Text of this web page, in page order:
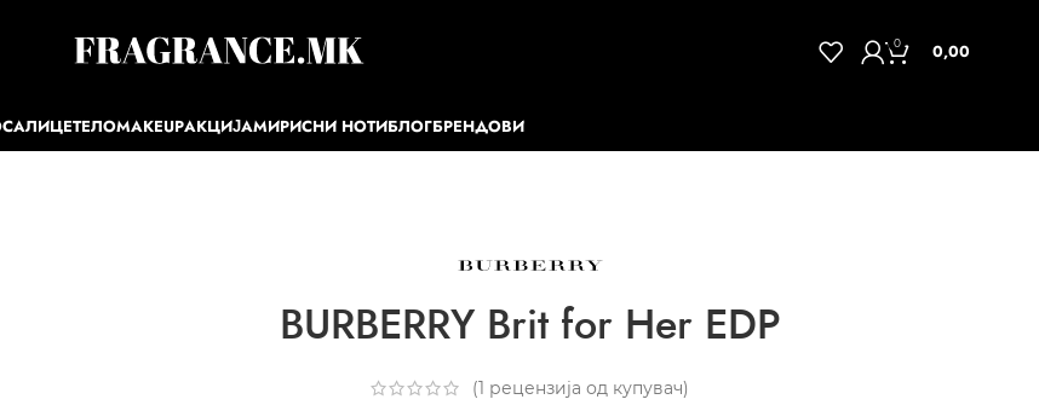
0 0,00
ЛИЦЕТЕЛОMAKEUPАКЦИЈАМИРИСНИ НОТИБЛОГБРЕНДОВИ
BURBERRY Brit for Her EDP
(1 рецензија од купувач)